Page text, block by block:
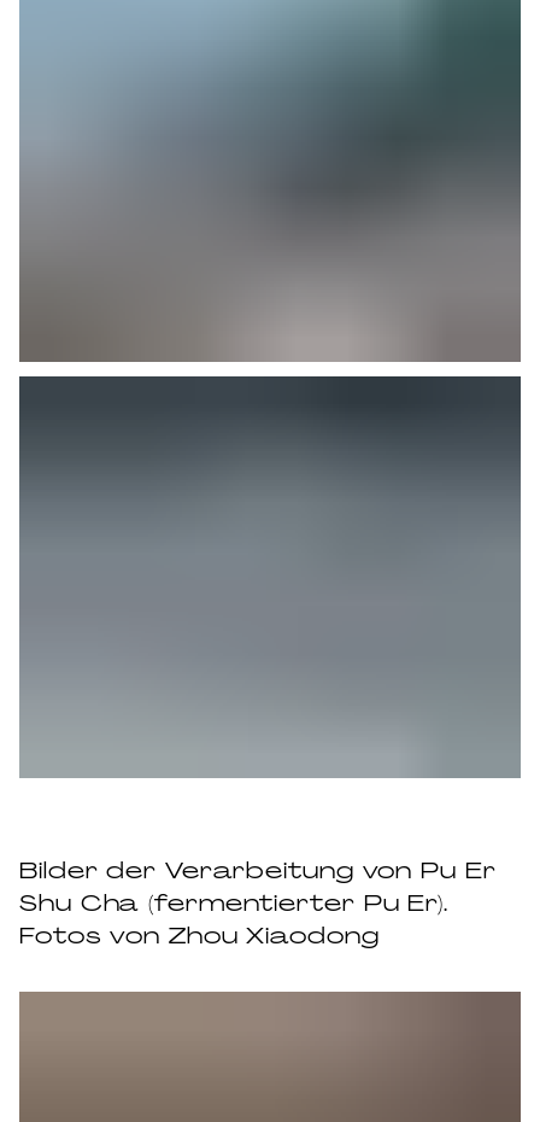
Bilder der Verarbeitung von Pu Er
Shu Cha (fermentierter Pu Er).
Fotos von Zhou Xiaodong